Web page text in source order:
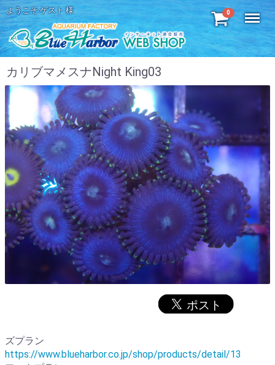
0
ようこそ ゲスト 様 Menu
カリブマメスナNight King03
ズプラン
https://www.blueharbor.co.jp/shop/products/detail/13